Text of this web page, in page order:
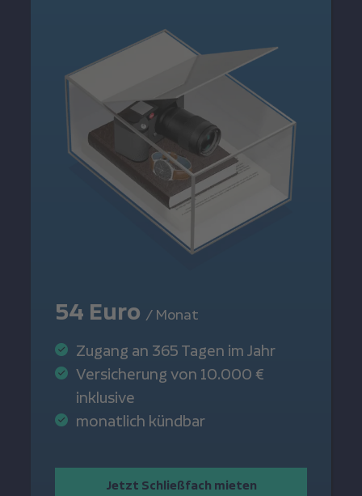
54 Euro / Monat
Zugang an 365 Tagen im Jahr
Versicherung von 10.000 €
inklusive
monatlich kündbar
Jetzt Schließfach mieten